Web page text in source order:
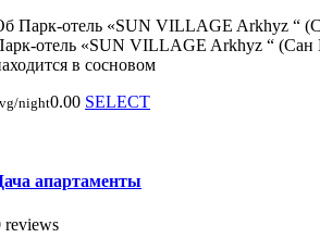
Парк-отель «SUN VILLAGE Arkhyz “
отель «SUN VILLAGE Arkhyz “
в сосновом
night0.00 SELECT
апартаменты
reviews